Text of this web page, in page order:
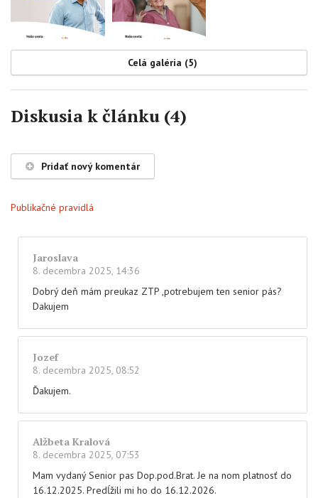
Celá galéria (5)
Diskusia k článku (4)
Pridať nový komentár
Publikačné pravidlá
Jaroslava
8. decembra 2025, 14:36
Dobrý deň mám preukaz ZTP ,potrebujem ten senior pás?
Dakujem
Jozef
8. decembra 2025, 08:52
Ďakujem.
Alžbeta Kralová
8. decembra 2025, 07:53
Mam vydaný Senior pas Dop.pod.Brat. Je na nom platnosť do
16.12.2025. Predĺžili mi ho do 16.12.2026.